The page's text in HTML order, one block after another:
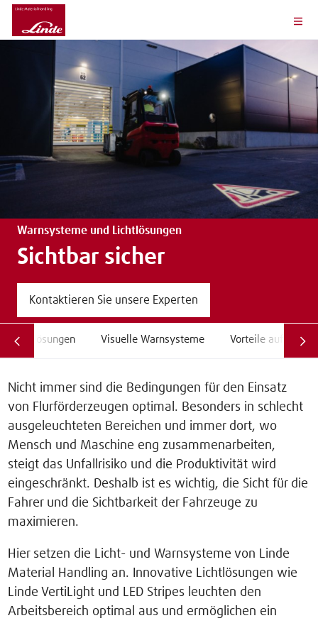
Warnsysteme und Lichtlösungen
Sichtbar sicher
Kontaktieren Sie unsere Experten
Lichtlösungen Visuelle Warnsysteme Vorteile auf einen
Nicht immer sind die Bedingungen für den Einsatz
von Flurförderzeugen optimal. Besonders in schlecht
ausgeleuchteten Bereichen und immer dort, wo
Mensch und Maschine eng zusammenarbeiten,
steigt das Unfallrisiko und die Produktivität wird
eingeschränkt. Deshalb ist es wichtig, die Sicht für die
Fahrer und die Sichtbarkeit der Fahrzeuge zu
maximieren.
Hier setzen die Licht- und Warnsysteme von Linde
Material Handling an. Innovative Lichtlösungen wie
Linde VertiLight und LED Stripes leuchten den
Arbeitsbereich optimal aus und ermöglichen ein